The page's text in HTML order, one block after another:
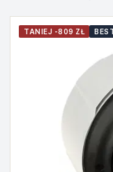
TANIEJ -809 ZŁ